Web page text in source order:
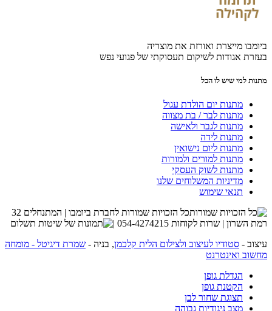
ביומבו מייצרת ואורזת את מוצריה
בעזרת אגודות לשיקום תעסוקתי של פגועי נפש
מתנות למי שיש לו הכל
מתנות יום הולדת עגול
מתנות לבר / בת מצווה
מתנות לגבר ולאישה
מתנות לידה
מתנות ליום נישואין
מתנות למורים ולמורות
מתנות לשוק העסקי
מדיניות המשלוחים שלנו
תנאי שימוש
כל הזכויות שמורות לחברת ביומבו | המתנחלים 32
רמת השרון | שרות לקוחות 054-4274215 |
עיצוב - סטודיו לעיצוב ולצילום הלית קלכמן, בניה - שמרת דיגיטל - מומחה
מחשוב ואינטרנט
הגדלת גופן
הקטנת גופן
תצוגת שחור לבן
מצב ניגודיות גבוהה